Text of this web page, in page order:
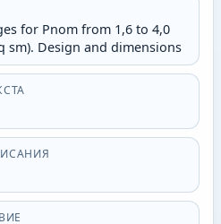
for Pnom from 1,6 to 4,0
sm). Design and dimensions